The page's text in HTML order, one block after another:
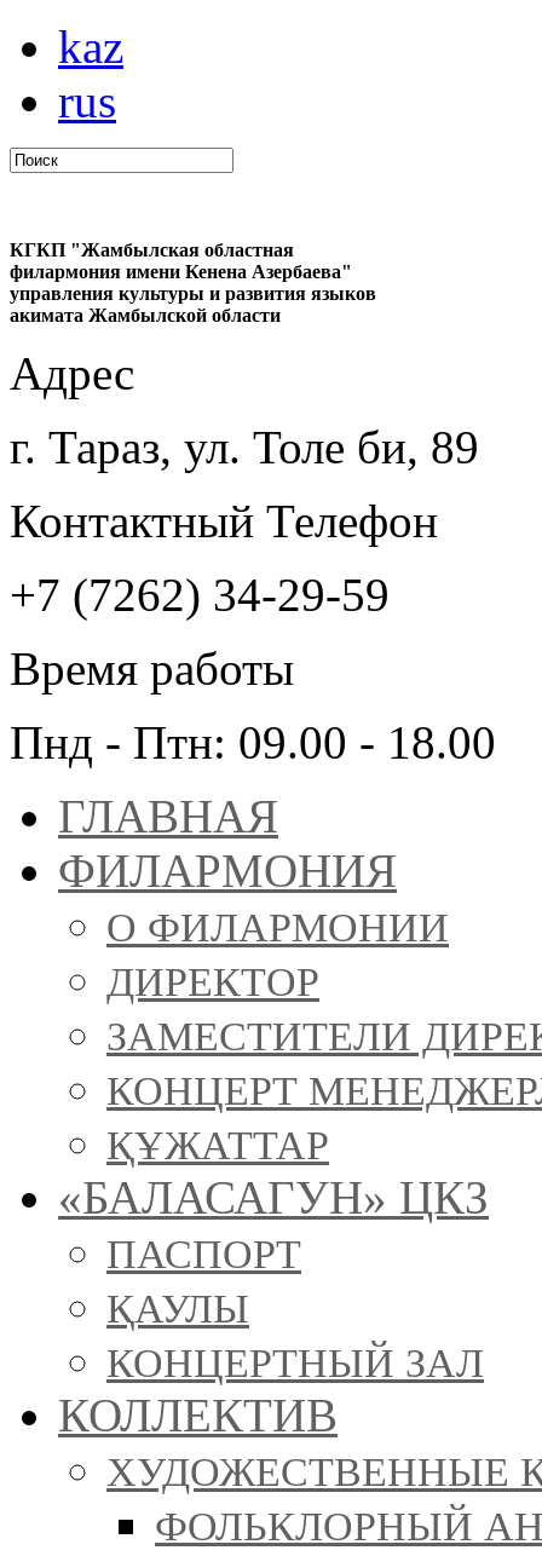
kaz
rus
КГКП "Жамбылская областная
филармония имени Кенена Азербаева"
управления культуры и развития языков
акимата Жамбылской области
Адрес
г. Тараз, ул. Толе би, 89
Контактный Телефон
+7 (7262) 34-29-59
Время работы
Пнд - Птн: 09.00 - 18.00
ГЛАВНАЯ
ФИЛАРМОНИЯ
О ФИЛАРМОНИИ
ДИРЕКТОР
ЗАМЕСТИТЕЛИ
КОНЦЕРТ
ҚҰЖАТТАР
«БАЛАСАГУН» ЦКЗ
ПАСПОРТ
ҚАУЛЫ
КОНЦЕРТНЫЙ ЗАЛ
КОЛЛЕКТИВ
ХУДОЖЕСТВЕННЫЕ
ФОЛЬКЛОРНЫЙ